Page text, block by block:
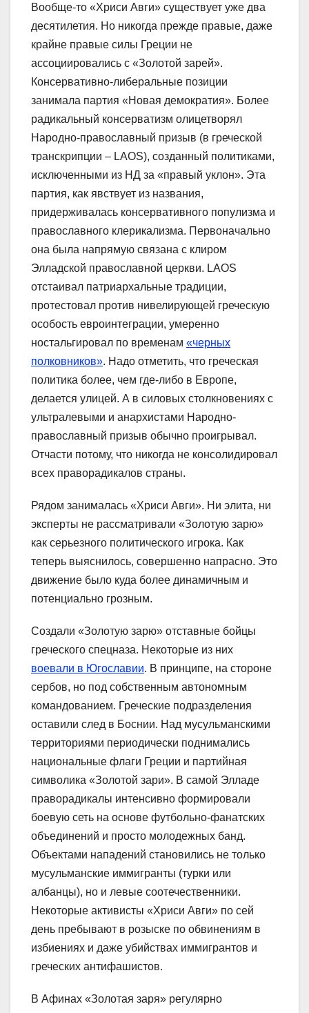
Вообще-то «Хриси Авги» существует уже два
десятилетия. Но никогда прежде правые, даже
крайне правые силы Греции не
ассоциировались с «Золотой зарей».
Консервативно-либеральные позиции
занимала партия «Новая демократия». Более
радикальный консерватизм олицетворял
Народно-православный призыв (в греческой
транскрипции – LAOS), созданный политиками,
исключенными из НД за «правый уклон». Эта
партия, как явствует из названия,
придерживалась консервативного популизма и
православного клерикализма. Первоначально
она была напрямую связана с клиром
Элладской православной церкви. LAOS
отстаивал патриархальные традиции,
протестовал против нивелирующей греческую
особость евроинтеграции, умеренно
ностальгировал по временам «черных
полковников». Надо отметить, что греческая
политика более, чем где-либо в Европе,
делается улицей. А в силовых столкновениях с
ультралевыми и анархистами Народно-
православный призыв обычно проигрывал.
Отчасти потому, что никогда не консолидировал
всех праворадикалов страны.
Рядом занималась «Хриси Авги». Ни элита, ни
эксперты не рассматривали «Золотую зарю»
как серьезного политического игрока. Как
теперь выяснилось, совершенно напрасно. Это
движение было куда более динамичным и
потенциально грозным.
Создали «Золотую зарю» отставные бойцы
греческого спецназа. Некоторые из них
воевали в Югославии. В принципе, на стороне
сербов, но под собственным автономным
командованием. Греческие подразделения
оставили след в Боснии. Над мусульманскими
территориями периодически поднимались
национальные флаги Греции и партийная
символика «Золотой зари». В самой Элладе
праворадикалы интенсивно формировали
боевую сеть на основе футбольно-фанатских
объединений и просто молодежных банд.
Объектами нападений становились не только
мусульманские иммигранты (турки или
албанцы), но и левые соотечественники.
Некоторые активисты «Хриси Авги» по сей
день пребывают в розыске по обвинениям в
избиениях и даже убийствах иммигрантов и
греческих антифашистов.
В Афинах «Золотая заря» регулярно